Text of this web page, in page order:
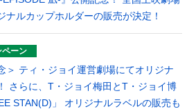
ナルカップホルダーの販売が決定！
ペーン
＞ ティ・ジョイ運営劇場にてオリジナ
さらに、T・ジョイ梅田とT・ジョイ博
STAN(D)」 オリジナルラベルの販売も